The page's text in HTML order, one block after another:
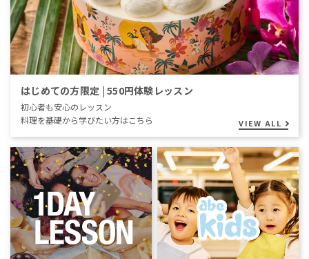
はじめての方限定 | 550円体験レッスン
初心者も安心のレッスン
料理を基礎から学びたい方はこちら
VIEW ALL